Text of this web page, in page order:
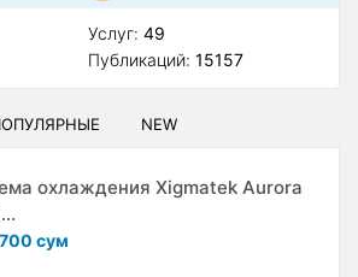
Услуг: 49
Публикаций: 15157
NEW
охлаждения Xigmatek Aurora
сум